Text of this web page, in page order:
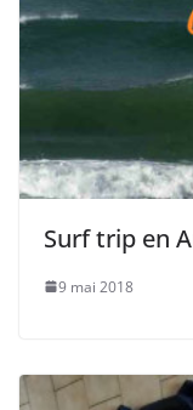
Surf trip en
9 mai 2018